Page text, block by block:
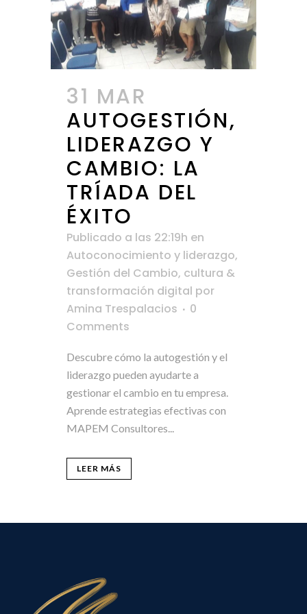
31 MAR
AUTOGESTIÓN,
LIDERAZGO Y
CAMBIO: LA
TRÍADA DEL
ÉXITO
Publicado a las 22:19h en
Autoconocimiento y liderazgo,
Gestión del Cambio, cultura &
transformación digital por
Amina Trespalacios
0
Comments
Descubre cómo la autogestión y el
liderazgo pueden ayudarte a
gestionar el cambio en tu empresa.
Aprende estrategias efectivas con
MAPEM Consultores...
LEER MÁS